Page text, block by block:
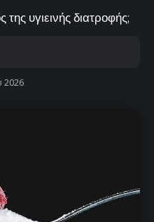
υγιεινής διατροφής;
2026